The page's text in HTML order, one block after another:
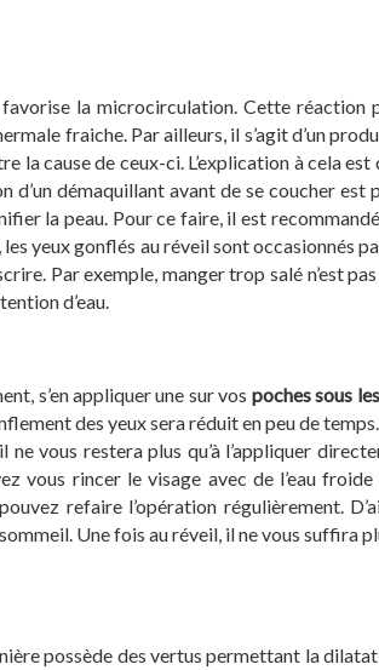
la microcirculation. Cette réaction
fraiche. Par ailleurs, il s’agit d’un
cause de ceux-ci. L’explication à cela est
démaquillant avant de se coucher est
la peau. Pour ce faire, il est
yeux gonflés au réveil sont occasionnés
Par exemple, manger trop salé n’est
d’eau.
s’en appliquer une sur vos poches sous
des yeux sera réduit en peu de
vous restera plus qu’à l’appliquer
vous rincer le visage avec de l’eau
refaire l’opération régulièrement.
Une fois au réveil, il ne vous suffira
possède des vertus permettant la